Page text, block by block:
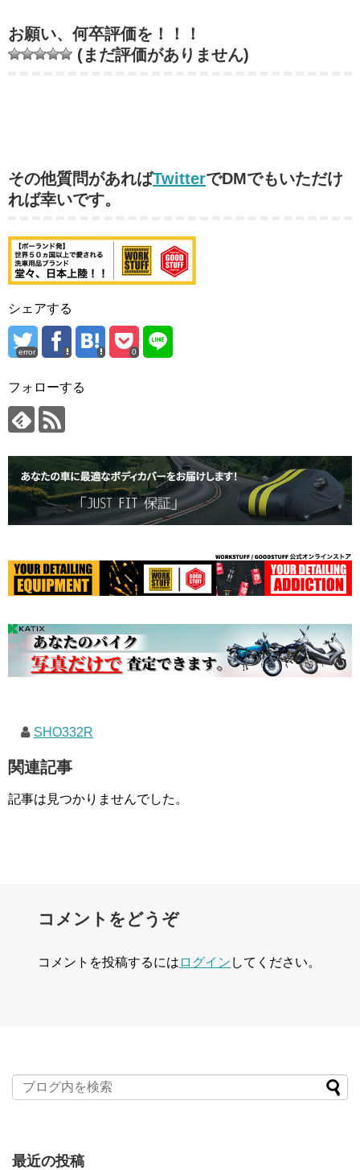
お願い、何卒評価を！！！
(まだ評価がありません)
その他質問があればTwitterでDMでもいただけ
れば幸いです。
シェアする
error 0
フォローする
SHO332R
関連記事
記事は見つかりませんでした。
コメントをどうぞ
コメントを投稿するには ログイン してください。
最近の投稿